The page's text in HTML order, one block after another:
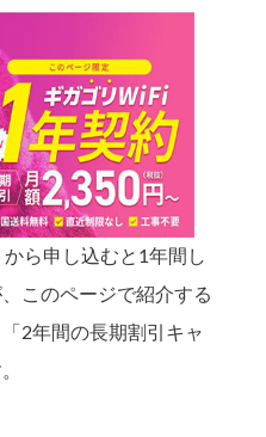
ら申し込むと1年間し
このページで紹介する
2年間の長期割引キャ